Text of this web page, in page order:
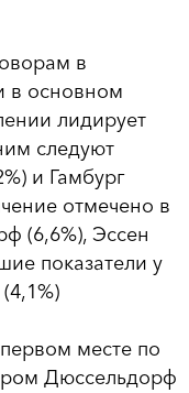
в
в основном
лидирует
следуют
и Гамбург
отмечено в
(6,6%), Эссен
показатели у
месте по
Дюссельдорф